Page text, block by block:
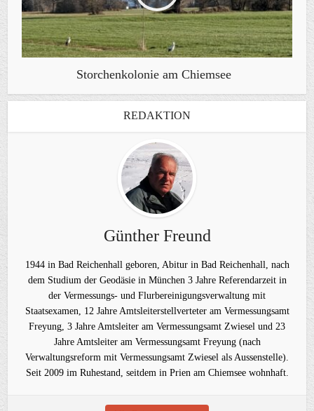
Storchenkolonie am Chiemsee
REDAKTION
Günther Freund
1944 in Bad Reichenhall geboren, Abitur in Bad Reichenhall, nach
dem Studium der Geodäsie in München 3 Jahre Referendarzeit in
der Vermessungs- und Flurbereinigungsverwaltung mit
Staatsexamen, 12 Jahre Amtsleiterstellverteter am Vermessungsamt
Freyung, 3 Jahre Amtsleiter am Vermessungsamt Zwiesel und 23
Jahre Amtsleiter am Vermessungsamt Freyung (nach
Verwaltungsreform mit Vermessungsamt Zwiesel als Aussenstelle).
Seit 2009 im Ruhestand, seitdem in Prien am Chiemsee wohnhaft.